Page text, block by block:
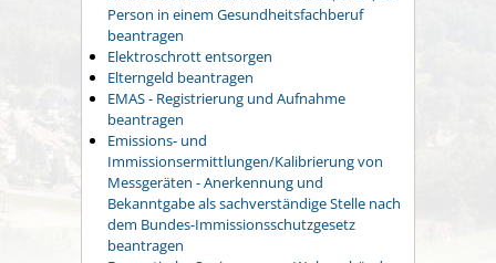
Person in einem Gesundheitsfachberuf
beantragen
Elektroschrott entsorgen
Elterngeld beantragen
EMAS - Registrierung und Aufnahme
beantragen
Emissions- und
Immissionsermittlungen/Kalibrierung von
Messgeräten - Anerkennung und
Bekanntgabe als sachverständige Stelle nach
dem Bundes-Immissionsschutzgesetz
beantragen